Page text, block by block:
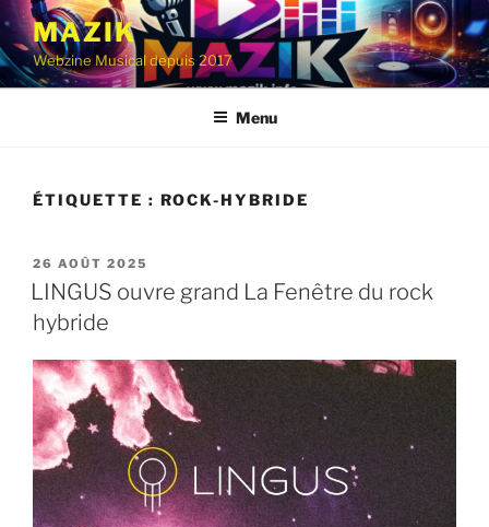
Aller
contenu
principal
MAZIK
Webzine Musical depuis 2017
Menu
ÉTIQUETTE : ROCK-HYBRIDE
PUBLIÉ
LE
26 AOÛT 2025
LINGUS ouvre grand La Fenêtre du rock
hybride